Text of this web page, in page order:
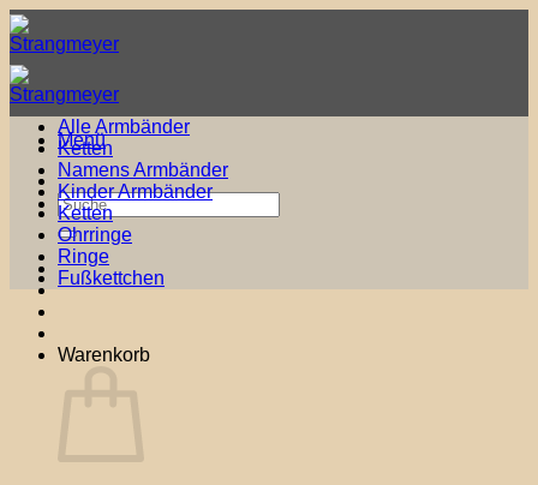
Zum
Inhalt
springen
Menü
Suche
nach:
Warenkorb
Alle Armbänder
Ketten
Namens Armbänder
Kinder Armbänder
Ketten
Ohrringe
Ringe
Fußkettchen